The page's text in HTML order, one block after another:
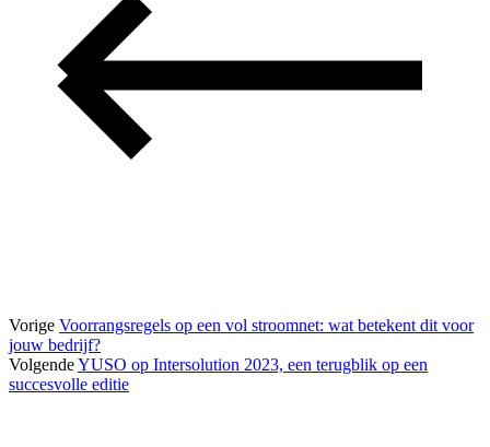
Vorige Voorrangsregels op een vol stroomnet: wat betekent dit voor
jouw bedrijf?
VolgendeYUSO op Intersolution 2023, een terugblik op een
succesvolle editie